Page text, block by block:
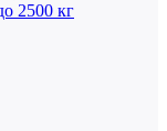
2500 кг